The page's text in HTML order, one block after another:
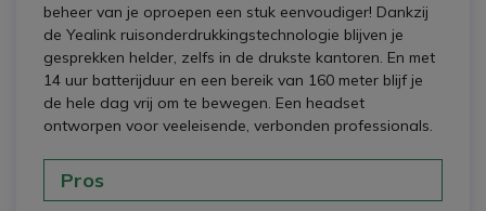
beheer van je oproepen een stuk eenvoudiger! Dankzij
de Yealink ruisonderdrukkingstechnologie blijven je
gesprekken helder, zelfs in de drukste kantoren. En met
14 uur batterijduur en een bereik van 160 meter blijf je
de hele dag vrij om te bewegen. Een headset
ontworpen voor veeleisende, verbonden professionals.
Pros